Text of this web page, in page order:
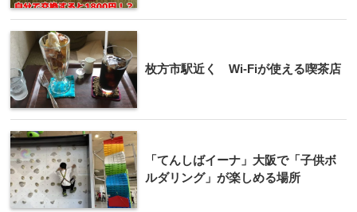
枚方市駅近く Wi-Fiが使える喫茶店
「てんしばイーナ」大阪で「子供ボ
ルダリング」が楽しめる場所